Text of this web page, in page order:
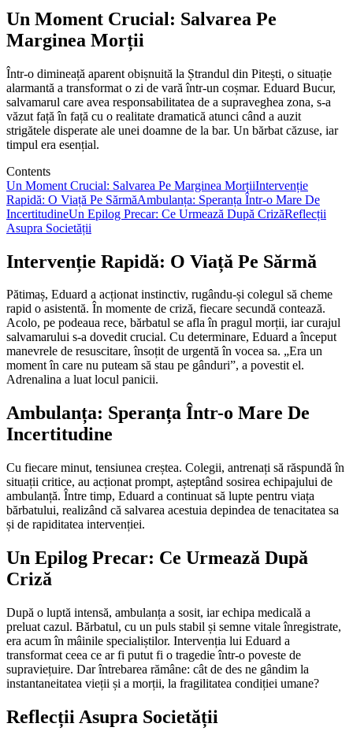
Un Moment Crucial: Salvarea Pe
Marginea Morții
Într-o dimineață aparent obișnuită la Ștrandul din Pitești, o situație
alarmantă a transformat o zi de vară într-un coșmar. Eduard Bucur,
salvamarul care avea responsabilitatea de a supraveghea zona, s-a
văzut față în față cu o realitate dramatică atunci când a auzit
strigătele disperate ale unei doamne de la bar. Un bărbat căzuse, iar
timpul era esențial.
Contents
Un Moment Crucial: Salvarea Pe Marginea MorțiiIntervenție
Rapidă: O Viață Pe SărmăAmbulanța: Speranța Într-o Mare De
IncertitudineUn Epilog Precar: Ce Urmează După CrizăReflecții
Asupra Societății
Intervenție Rapidă: O Viață Pe Sărmă
Pătimaș, Eduard a acționat instinctiv, rugându-și colegul să cheme
rapid o asistentă. În momente de criză, fiecare secundă contează.
Acolo, pe podeaua rece, bărbatul se afla în pragul morții, iar curajul
salvamarului s-a dovedit crucial. Cu determinare, Eduard a început
manevrele de resuscitare, însoțit de urgentă în vocea sa. „Era un
moment în care nu puteam să stau pe gânduri”, a povestit el.
Adrenalina a luat locul panicii.
Ambulanța: Speranța Într-o Mare De
Incertitudine
Cu fiecare minut, tensiunea creștea. Colegii, antrenați să răspundă în
situații critice, au acționat prompt, așteptând sosirea echipajului de
ambulanță. Între timp, Eduard a continuat să lupte pentru viața
bărbatului, realizând că salvarea acestuia depindea de tenacitatea sa
și de rapiditatea intervenției.
Un Epilog Precar: Ce Urmează După
Criză
După o luptă intensă, ambulanța a sosit, iar echipa medicală a
preluat cazul. Bărbatul, cu un puls stabil și semne vitale înregistrate,
era acum în mâinile specialiștilor. Intervenția lui Eduard a
transformat ceea ce ar fi putut fi o tragedie într-o poveste de
supraviețuire. Dar întrebarea rămâne: cât de des ne gândim la
instantaneitatea vieții și a morții, la fragilitatea condiției umane?
Reflecții Asupra Societății